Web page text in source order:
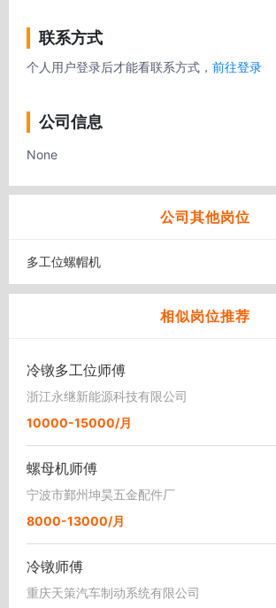
联系方式
个人用户登录后才能看联系方式， 前往登录
公司信息
None
公司其他岗位
多工位螺帽机
相似岗位推荐
冷镦多工位师傅
浙江永继新能源科技有限公司
10000-15000/月
螺母机师傅
宁波市鄞州坤昊五金配件厂
8000-13000/月
冷镦师傅
重庆天策汽车制动系统有限公司